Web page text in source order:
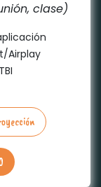
clase)
Airplay